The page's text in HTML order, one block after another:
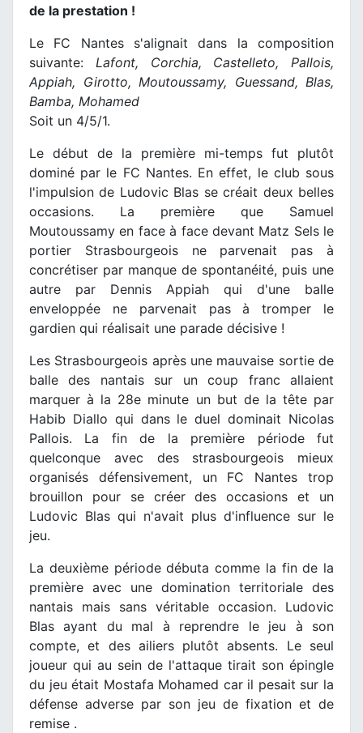
de la prestation !
Le FC Nantes s'alignait dans la composition
suivante: Lafont, Corchia, Castelleto, Pallois,
Appiah, Girotto, Moutoussamy, Guessand, Blas,
Bamba, Mohamed
Soit un 4/5/1.
Le début de la première mi-temps fut plutôt
dominé par le FC Nantes. En effet, le club sous
l'impulsion de Ludovic Blas se créait deux belles
occasions. La première que Samuel
Moutoussamy en face à face devant Matz Sels le
portier Strasbourgeois ne parvenait pas à
concrétiser par manque de spontanéité, puis une
autre par Dennis Appiah qui d'une balle
enveloppée ne parvenait pas à tromper le
gardien qui réalisait une parade décisive !
Les Strasbourgeois après une mauvaise sortie de
balle des nantais sur un coup franc allaient
marquer à la 28e minute un but de la tête par
Habib Diallo qui dans le duel dominait Nicolas
Pallois. La fin de la première période fut
quelconque avec des strasbourgeois mieux
organisés défensivement, un FC Nantes trop
brouillon pour se créer des occasions et un
Ludovic Blas qui n'avait plus d'influence sur le
jeu.
La deuxième période débuta comme la fin de la
première avec une domination territoriale des
nantais mais sans véritable occasion. Ludovic
Blas ayant du mal à reprendre le jeu à son
compte, et des ailiers plutôt absents. Le seul
joueur qui au sein de l'attaque tirait son épingle
du jeu était Mostafa Mohamed car il pesait sur la
défense adverse par son jeu de fixation et de
remise .